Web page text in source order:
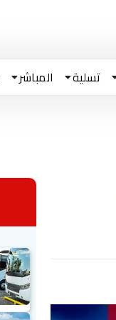
تسلية المباشر